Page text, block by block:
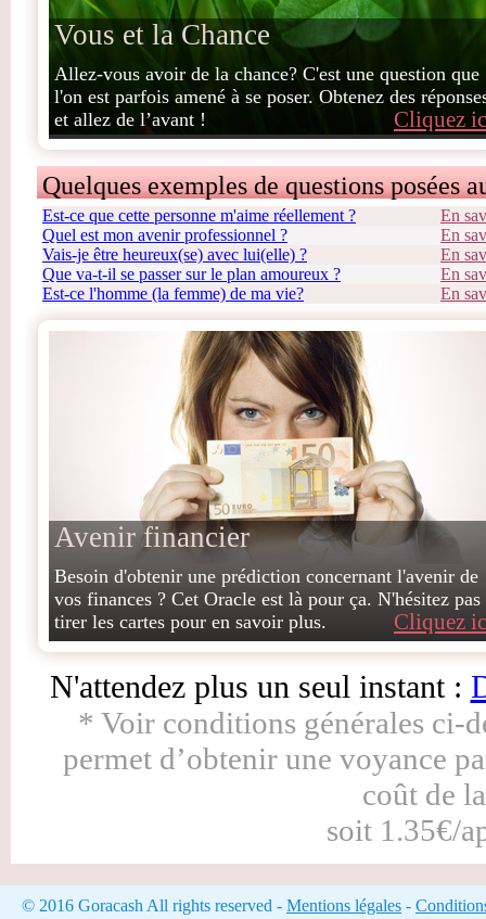
Vous et la Chance
Cliquez
Allez-vous avoir de la chance? C'est une question que
l'on est parfois amené à se poser. Obtenez des
et allez de l’avant !
Quelques exemples de questions posées
Est-ce que cette personne m'aime réellement ?
En
Quel est mon avenir professionnel ?
En
Vais-je être heureux(se) avec lui(elle) ?
En
Que va-t-il se passer sur le plan amoureux ?
En
Est-ce l'homme (la femme) de ma vie?
En
Avenir financier
Cliquez
Besoin d'obtenir une prédiction concernant l'avenir de
vos finances ? Cet Oracle est là pour ça. N'hésitez pas
tirer les cartes pour en savoir plus.
N'attendez plus un seul instant :
* Voir conditions générales ci-
permet d’obtenir une voyance
coût de
soit 1.35€/
© 2016 Goracash All rights reserved - Mentions légales -